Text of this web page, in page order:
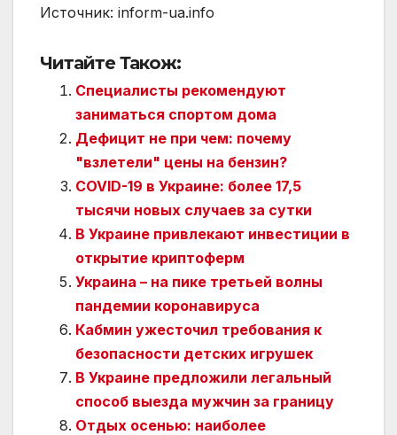
Источник: inform-ua.info
Читайте Також:
Специалисты рекомендуют
заниматься спортом дома
Дефицит не при чем: почему
"взлетели" цены на бензин?
COVID-19 в Украине: более 17,5
тысячи новых случаев за сутки
В Украине привлекают инвестиции в
открытие криптоферм
Украина – на пике третьей волны
пандемии коронавируса
Кабмин ужесточил требования к
безопасности детских игрушек
В Украине предложили легальный
способ выезда мужчин за границу
Отдых осенью: наиболее